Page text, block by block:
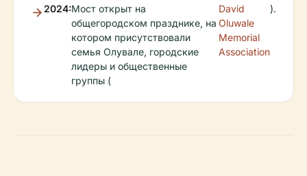
2024:Мост открыт на
общегородском празднике, на
котором присутствовали
семья Олувале, городские
лидеры и общественные
группы (
David
Oluwale
Memorial
Association
).